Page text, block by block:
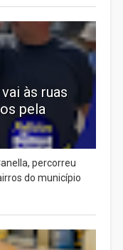
às ruas
pela
percorreu
do município